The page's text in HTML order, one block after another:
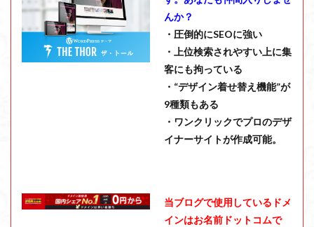
んか？
・圧倒的にSEOに強い
・上位検索されやすい上に集
客にも拘っている
・“デザイン着せ替え機能”が
9種類もある
・ワンクリックでプロのデザ
イナーサイトが作成可能。
当ブログで使用しているドメ
インはお名前ドットコムで